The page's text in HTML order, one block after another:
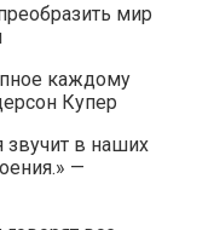
мир
каждому
Купер
звучит в наших
—